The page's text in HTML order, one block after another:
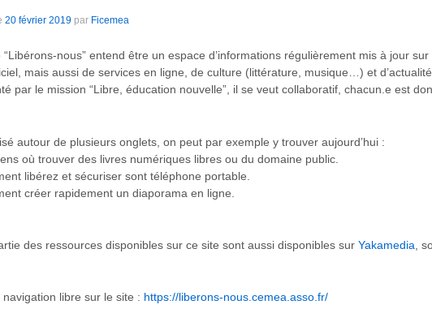
20 février 2019 par Ficemea
“Libérons-nous” entend être un espace d’informations régulièrement mis à jour
mais aussi de services en ligne, de culture (littérature, musique…) et
par le mission “Libre, éducation nouvelle”, il se veut collaboratif, chacun.e est
autour de plusieurs onglets, on peut par exemple y trouver aujourd’hui :
où trouver des livres numériques libres ou du domaine public.
libérez et sécuriser sont téléphone portable.
créer rapidement un diaporama en ligne.
des ressources disponibles sur ce site sont aussi disponibles sur Yakamedia ,
navigation libre sur le site : https://liberons-nous.cemea.asso.fr/